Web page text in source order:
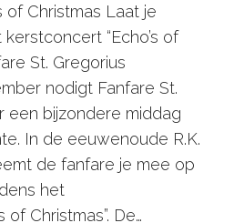
of Christmas Laat je
“Echo’s of
St. Gregorius
nodigt Fanfare St.
een bijzondere middag
In de eeuwenoude R.K.
de fanfare je mee op
het
of Christmas”. De…